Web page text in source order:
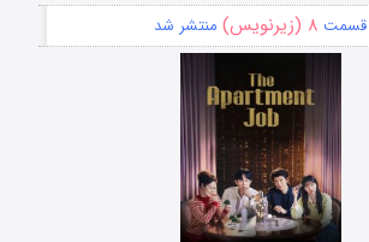
قسمت ۸ (زیرنویس) منتشر شد